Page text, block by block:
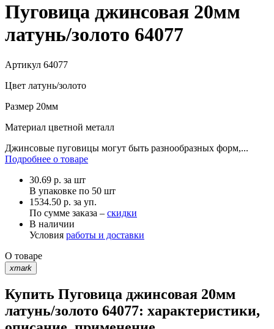
Пуговица джинсовая 20мм
латунь/золото 64077
Артикул 64077
Цвет латунь/золото
Размер 20мм
Материал цветной металл
Джинсовые пуговицы могут быть разнообразных форм,...
Подробнее о товаре
30.69 р. за шт
В упаковке по 50 шт
1534.50 р. за уп.
По сумме заказа – скидки
В наличии
Условия работы и доставки
О товаре
xmark
Купить Пуговица джинсовая 20мм
латунь/золото 64077: характеристики,